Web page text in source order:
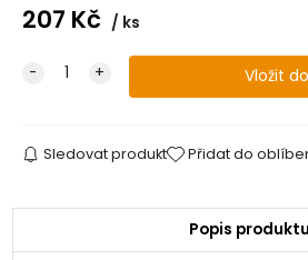
207 Kč ks
Sledovat produkt Přidat do
Popis produktu